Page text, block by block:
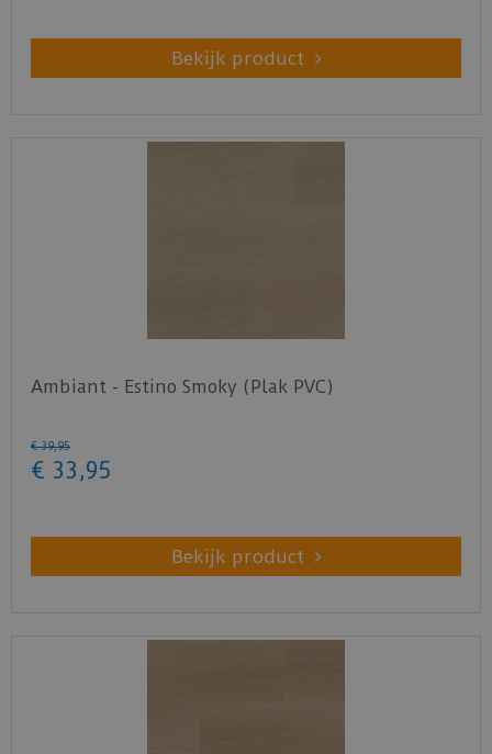
Bekijk product
Ambiant - Estino Smoky (Plak PVC)
€ 39,95
€ 33 ,95
Bekijk product